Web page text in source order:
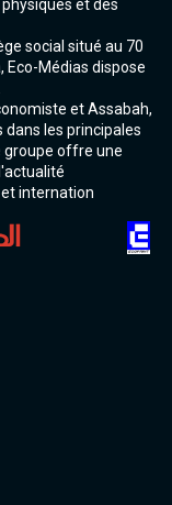
et des
social situé au 70
Eco-Médias dispose
et Assabah,
les principales
groupe offre une
internation